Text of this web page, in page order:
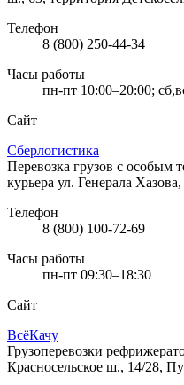
Телефон
8 (800) 250-44-34
Часы работы
пн-пт 10:00–20:00;
Сайт
Сберлогистика
Перевозка грузов с
курьера ул. Генерала
Телефон
8 (800) 100-72-69
Часы работы
пн-пт 09:30–18:30
Сайт
ВсёКачу
Грузоперевозки
Красносельское ш., 14/28,